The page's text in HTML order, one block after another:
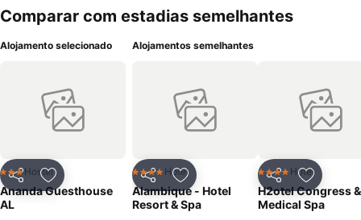
Comparar com estadias semelhantes
Alojamento selecionado
PartilharAdicionar aos favoritos
3 Estrelas
Hostel
Ananda Guesthouse
AL
Alojamentos semelhantes
PartilharAdicionar aos favoritos
4 EstrelasHotel
Alambique - Hotel
Resort & Spa
Partilhar
4 EstrelasHotel
H2otel Congress &
Medical Spa